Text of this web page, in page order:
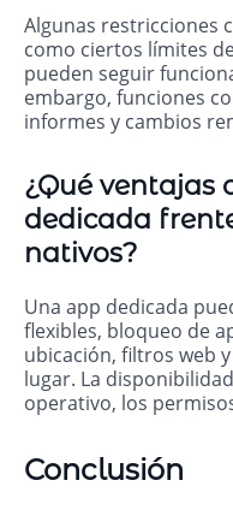
Algunas restricciones
como ciertos límites
pueden seguir
embargo, funciones
informes y cambios
¿Qué ventajas
dedicada
nativos?
Una app dedicada
flexibles, bloqueo de
ubicación, filtros web
lugar. La
operativo, los
Conclusión